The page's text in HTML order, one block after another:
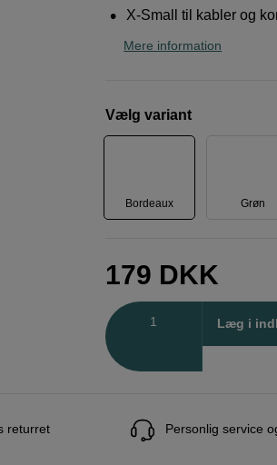
X-Small til kabler og
Mere information
Vælg variant
Bordeaux Grøn
179 DKK
Læg i
returret Personlig service